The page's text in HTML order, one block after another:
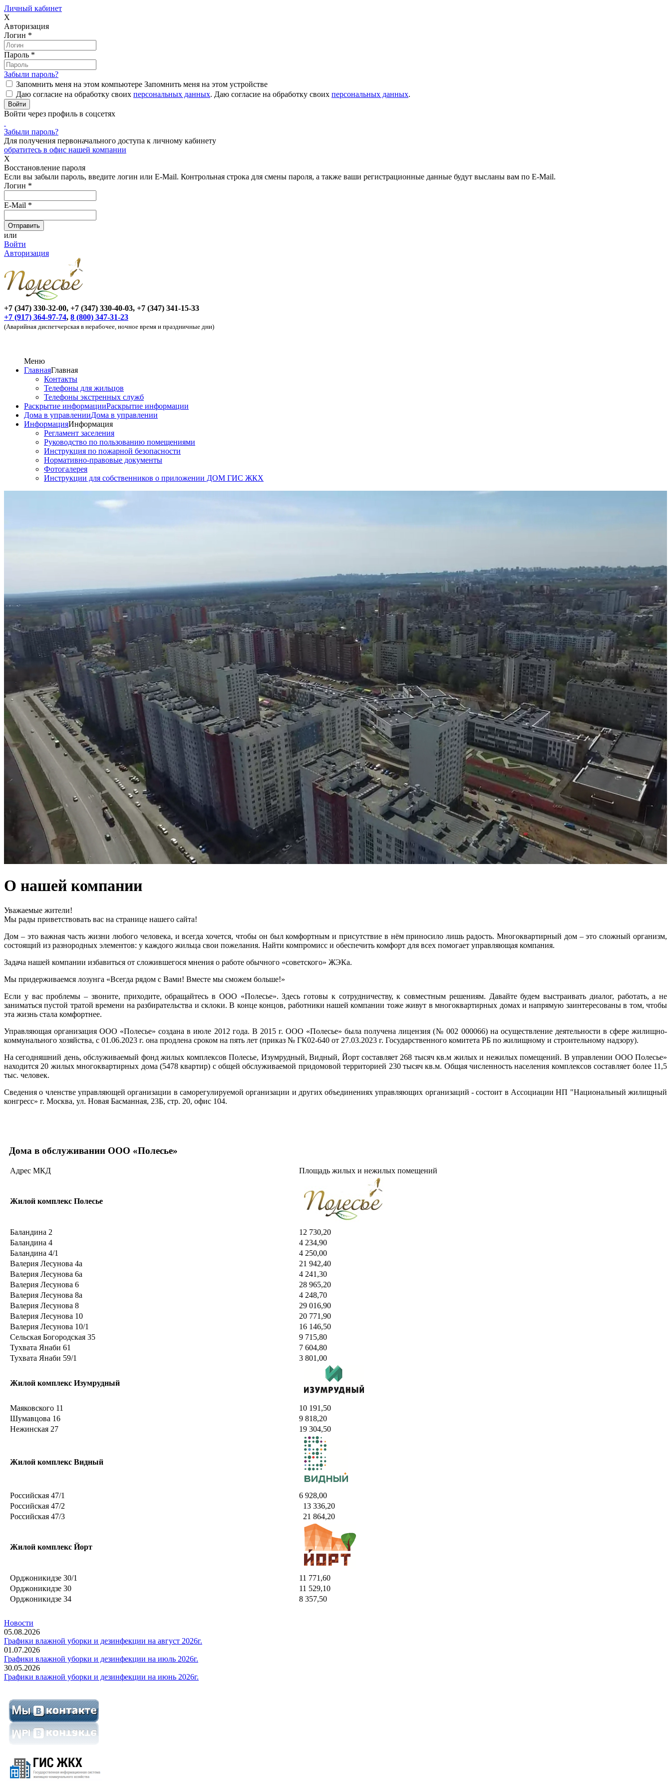
Личный кабинет
X
Авторизация
Логин *
Пароль *
Забыли пароль?
Запомнить меня на этом компьютере Запомнить меня на этом устройстве
Даю согласие на обработку своих персональных данных. Даю согласие на обработку своих персональных данных.
Войти через профиль в соцсетях
Забыли пароль?
Для получения первоначального доступа к личному кабинету
обратитесь в офис нашей компании
X
Восстановление пароля
Если вы забыли пароль, введите логин или E-Mail. Контрольная строка для смены пароля, а также ваши регистрационные данные будут высланы вам по E-Mail.
Логин *
E-Mail *
или
Войти
Авторизация
+7 (347) 330-32-00, +7 (347) 330-40-03, +7 (347) 341-15-33
+7 (917) 364-97-74, 8 (800) 347-31-23
(Аварийная диспетчерская в нерабочее, ночное время и праздничные дни)
Меню
ГлавнаяГлавная
Контакты
Телефоны для жильцов
Телефоны экстренных служб
Раскрытие информацииРаскрытие информации
Дома в управленииДома в управлении
ИнформацияИнформация
Регламент заселения
Руководство по пользованию помещениями
Инструкция по пожарной безопасности
Нормативно-правовые документы
Фотогалерея
Инструкции для собственников о приложении ДОМ ГИС ЖКХ
О нашей компании
Уважаемые жители!
Мы рады приветствовать вас на странице нашего сайта!
Дом – это важная часть жизни любого человека, и всегда хочется, чтобы он был комфортным и присутствие в нём приносило лишь радость. Многоквартирный дом – это сложный организм,
состоящий из разнородных элементов: у каждого жильца свои пожелания. Найти компромисс и обеспечить комфорт для всех помогает управляющая компания.
Задача нашей компании избавиться от сложившегося мнения о работе обычного «советского» ЖЭКа.
Мы придерживаемся лозунга «Всегда рядом с Вами! Вместе мы сможем больше!»
Если у вас проблемы – звоните, приходите, обращайтесь в ООО «Полесье». Здесь готовы к сотрудничеству, к совместным решениям. Давайте будем выстраивать диалог, работать, а не
заниматься пустой тратой времени на разбирательства и склоки. В конце концов, работники нашей компании тоже живут в многоквартирных домах и напрямую заинтересованы в том, чтобы
эта жизнь стала комфортнее.
Управляющая организация ООО «Полесье» создана в июле 2012 года. В 2015 г. ООО «Полесье» была получена лицензия (№ 002 000066) на осуществление деятельности в сфере жилищно-
коммунального хозяйства, с 01.06.2023 г. она продлена сроком на пять лет (приказ № ГК02-640 от 27.03.2023 г. Государственного комитета РБ по жилищному и строительному надзору).
На сегодняшний день, обслуживаемый фонд жилых комплексов Полесье, Изумрудный, Видный, Йорт составляет 268 тысяч кв.м жилых и нежилых помещений. В управлении ООО Полесье»
находится 20 жилых многоквартирных дома (5478 квартир) с общей обслуживаемой придомовой территорией 230 тысяч кв.м. Общая численность населения комплексов составляет более 11,5
тыс. человек.
Сведения о членстве управляющей организации в саморегулируемой организации и других объединениях управляющих организаций - состоит в Ассоциации НП "Национальный жилищный
конгресс» г. Москва, ул. Новая Басманная, 23Б, стр. 20, офис 104.
Дома в обслуживании ООО «Полесье»
Адрес МКД Площадь жилых и нежилых помещений
Жилой комплекс Полесье
Баландина 2
12 730,20
Баландина 4
4 234,90
Баландина 4/1
4 250,00
Валерия Лесунова 4а
21 942,40
Валерия Лесунова 6а
4 241,30
Валерия Лесунова 6
28 965,20
Валерия Лесунова 8а
4 248,70
Валерия Лесунова 8
29 016,90
Валерия Лесунова 10
20 771,90
Валерия Лесунова 10/1
16 146,50
Сельская Богородская 35
9 715,80
Тухвата Янаби 61
7 604,80
Тухвата Янаби 59/1
3 801,00
Жилой комплекс Изумрудный
Маяковского 11
10 191,50
Шумавцова 16
9 818,20
Нежинская 27
19 304,50
Жилой комплекс Видный
Российская 47/1
6 928,00
Российская 47/2
13 336,20
Российская 47/3
21 864,20
Жилой комплекс Йорт
Орджоникидзе 30/1
11 771,60
Орджоникидзе 30
11 529,10
Орджоникидзе 34
8 357,50
Новости
05.08.2026
Графики влажной уборки и дезинфекции на август 2026г.
01.07.2026
Графики влажной уборки и дезинфекции на июль 2026г.
30.05.2026
Графики влажной уборки и дезинфекции на июнь 2026г.